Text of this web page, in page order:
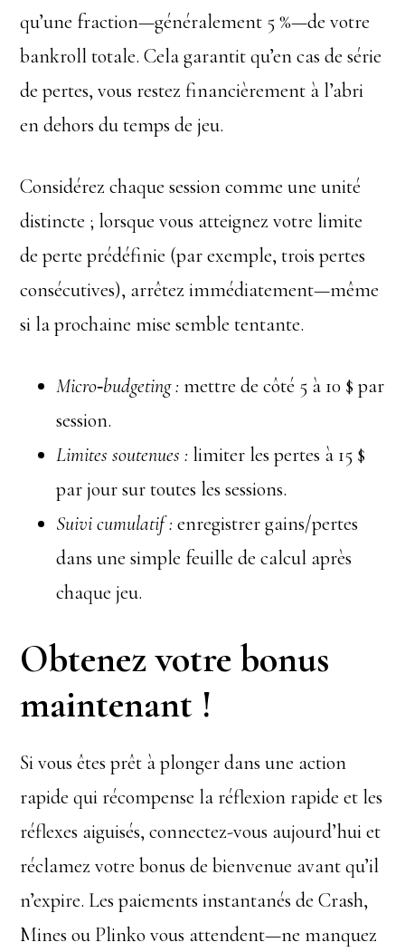
qu’une fraction—généralement 5 %—de votre
bankroll totale. Cela garantit qu’en cas de série
de pertes, vous restez financièrement à l’abri
en dehors du temps de jeu.
Considérez chaque session comme une unité
distincte ; lorsque vous atteignez votre limite
de perte prédéfinie (par exemple, trois pertes
consécutives), arrêtez immédiatement—même
si la prochaine mise semble tentante.
Micro‑budgeting : mettre de côté 5 à 10 $ par
session.
Limites soutenues : limiter les pertes à 15 $
par jour sur toutes les sessions.
Suivi cumulatif : enregistrer gains/pertes
dans une simple feuille de calcul après
chaque jeu.
Obtenez votre bonus
maintenant !
Si vous êtes prêt à plonger dans une action
rapide qui récompense la réflexion rapide et les
réflexes aiguisés, connectez-vous aujourd’hui et
réclamez votre bonus de bienvenue avant qu’il
n’expire. Les paiements instantanés de Crash,
Mines ou Plinko vous attendent—ne manquez